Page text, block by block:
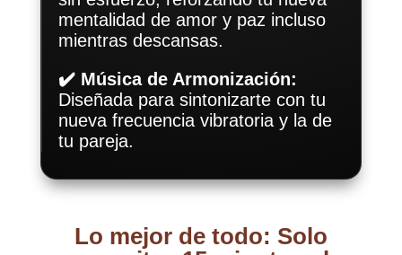
mentalidad de amor y paz incluso
mientras descansas.
✔️ Música de Armonización:
Diseñada para sintonizarte con tu
nueva frecuencia vibratoria y la de
tu pareja.
Lo mejor de todo: Solo